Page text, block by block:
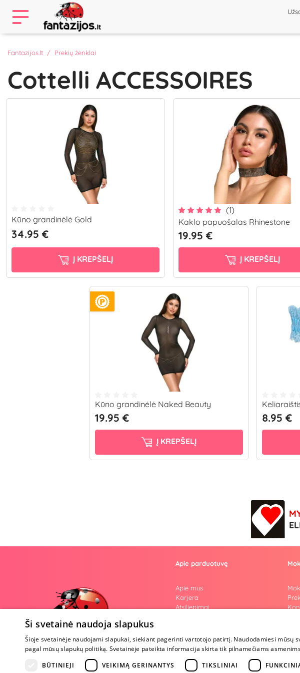
Fantazijos.lt Prekių ženklai
Cottelli ACCESSOIRES
Kūno grandinėlė Gold
34.95 €
Į KREPŠELĮ
(1)
Kaklo papuošalas Rhinestone
19.95 €
Į KREPŠELĮ
Kūno grandinėlė Naked Beauty
19.95 €
Į KREPŠELĮ
8.95 €
Apie parduotuvę
Apie mus
Karjera
Atsiliepimai
Prekiniai ženklai
Parama Ukrainai
Tapk ambasadoriumi
Ši svetainė naudoja slapukus
Šioje svetainėje naudojami slapukai, siekiant pagerinti vartotojo patirtį. Naudodamiesi mūsų
pagal mūsų slapukų politiką. Svetainėje pateikta informacija skirta tik pilnamečiams
BŪTINIEJI
VEIKIMĄ GERINANTYS TIKSLINIAI